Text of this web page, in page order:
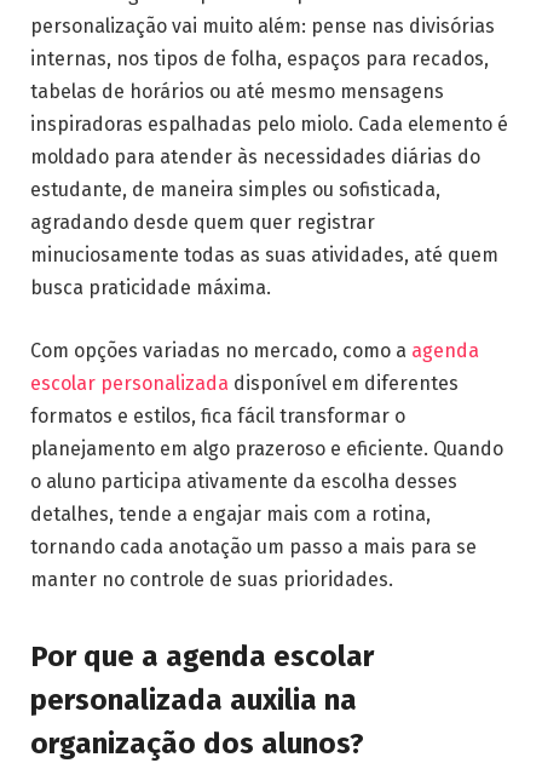
personalização vai muito além: pense nas divisórias
internas, nos tipos de folha, espaços para recados,
tabelas de horários ou até mesmo mensagens
inspiradoras espalhadas pelo miolo. Cada elemento é
moldado para atender às necessidades diárias do
estudante, de maneira simples ou sofisticada,
agradando desde quem quer registrar
minuciosamente todas as suas atividades, até quem
busca praticidade máxima.
Com opções variadas no mercado, como a agenda
escolar personalizada disponível em diferentes
formatos e estilos, fica fácil transformar o
planejamento em algo prazeroso e eficiente. Quando
o aluno participa ativamente da escolha desses
detalhes, tende a engajar mais com a rotina,
tornando cada anotação um passo a mais para se
manter no controle de suas prioridades.
Por que a agenda escolar
personalizada auxilia na
organização dos alunos?